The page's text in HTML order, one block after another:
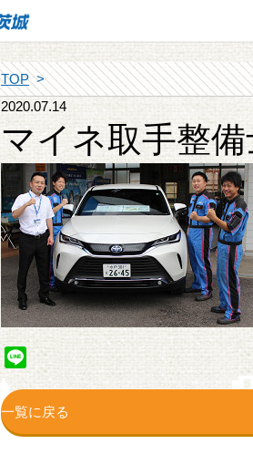
TOP
2020.07.14
マイネ取手整
Line
一覧に戻る